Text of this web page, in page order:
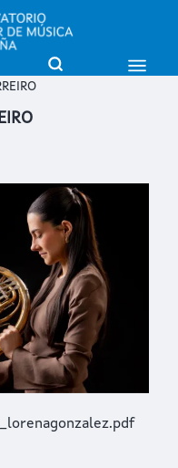
Open Sidebar
Open Search Block